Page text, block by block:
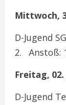
Mittwoch,
D-Jugend
2. Anstoß:
Freitag, 02.
D-Jugend